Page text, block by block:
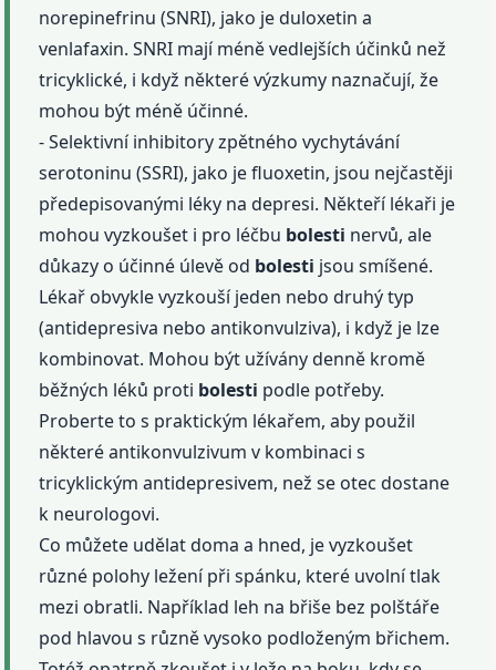
norepinefrinu (SNRI), jako je duloxetin a
venlafaxin. SNRI mají méně vedlejších účinků než
tricyklické, i když některé výzkumy naznačují, že
mohou být méně účinné.
- Selektivní inhibitory zpětného vychytávání
serotoninu (SSRI), jako je fluoxetin, jsou nejčastěji
předepisovanými léky na depresi. Někteří lékaři je
mohou vyzkoušet i pro léčbu bolesti nervů, ale
důkazy o účinné úlevě od bolesti jsou smíšené.
Lékař obvykle vyzkouší jeden nebo druhý typ
(antidepresiva nebo antikonvulziva), i když je lze
kombinovat. Mohou být užívány denně kromě
běžných léků proti bolesti podle potřeby.
Proberte to s praktickým lékařem, aby použil
některé antikonvulzivum v kombinaci s
tricyklickým antidepresivem, než se otec dostane
k neurologovi.
Co můžete udělat doma a hned, je vyzkoušet
různé polohy ležení při spánku, které uvolní tlak
mezi obratli. Například leh na břiše bez polštáře
pod hlavou s různě vysoko podloženým břichem.